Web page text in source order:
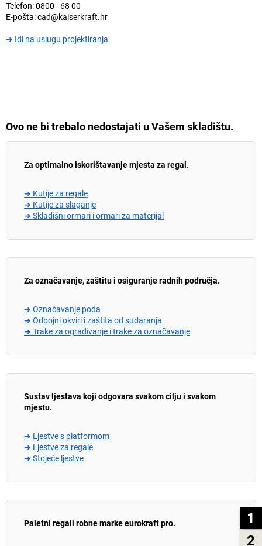
1
2
Telefon:0800 - 68 00
E-pošta:cad@kaiserkraft.hr
➜ Idi na uslugu projektiranja
Ovo ne bi trebalo nedostajati u Vašem skladištu.
Za optimalno iskorištavanje mjesta za regal.
➜ Kutije za regale
➜ Kutije za slaganje
➜ Skladišni ormari i ormari za materijal
Za označavanje, zaštitu i osiguranje radnih područja.
➜ Označavanje poda
➜ Odbojni okviri i zaštita od sudaranja
➜ Trake za ograđivanje i trake za označavanje
Sustav ljestava koji odgovara svakom cilju i svakom
mjestu.
➜ Ljestve s platformom
➜ Ljestve za regale
➜ Stojeće ljestve
Paletni regali robne marke eurokraft pro.